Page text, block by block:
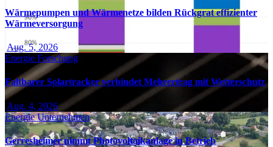
Wärmepumpen und Wärmenetze bilden Rückgrat effizienter
Wärmeversorgung
Aug. 5, 2026
Energie Forschung
Faltbarer Solartracker verbindet Mehrertrag mit Wetterschutz
Aug. 4, 2026
EnergieUnternehmen
Gerresheimer nimmt Photovoltaikanlage in Betrieb